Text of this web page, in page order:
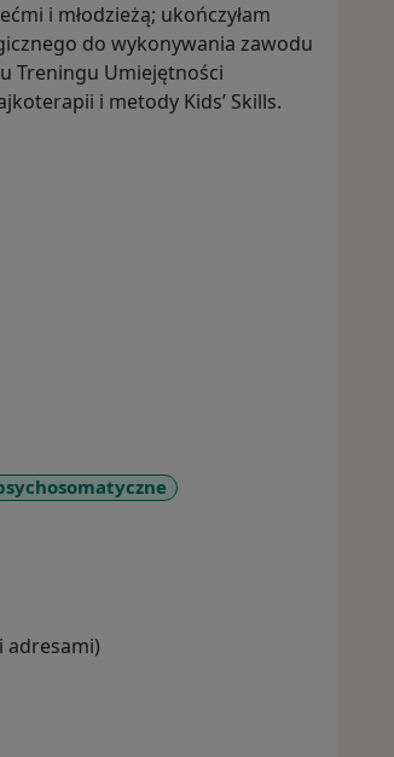
i młodzieżą; ukończyłam
do wykonywania zawodu
Treningu Umiejętności
i metody Kids’ Skills.
adresami)